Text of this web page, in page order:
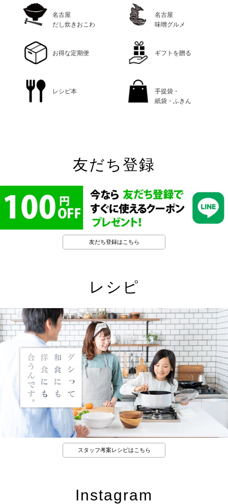
名古屋
だし炊きおこわ
名古屋
味噌グルメ
お得な定期便 ギフトを贈る
レシピ本
手提袋・
紙袋・ふきん
友だち登録
友だち登録はこちら
レシピ
スタッフ考案レシピはこちら
Instagram